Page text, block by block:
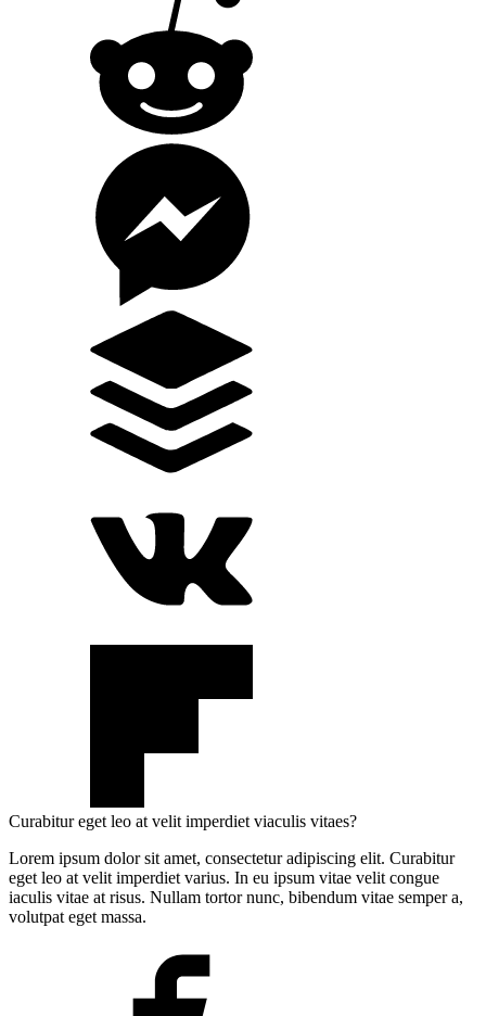
Curabitur eget leo at velit imperdiet viaculis vitaes?
Lorem ipsum dolor sit amet, consectetur adipiscing elit. Curabitur
eget leo at velit imperdiet varius. In eu ipsum vitae velit congue
iaculis vitae at risus. Nullam tortor nunc, bibendum vitae semper a,
volutpat eget massa.